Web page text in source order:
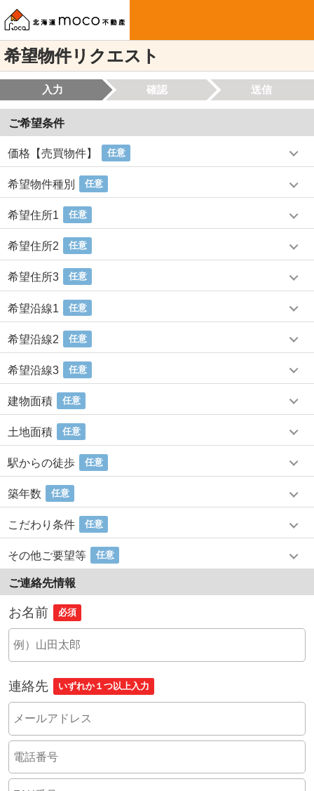
希望物件リクエスト
入力 確認 送信
ご希望条件
価格【売買物件】 任意
希望物件種別 任意
希望住所1 任意
希望住所2 任意
希望住所3 任意
希望沿線1 任意
希望沿線2 任意
希望沿線3 任意
建物面積 任意
土地面積 任意
駅からの徒歩 任意
築年数 任意
こだわり条件 任意
その他ご要望等 任意
ご連絡先情報
お名前 必須
連絡先 いずれか１つ以上入力